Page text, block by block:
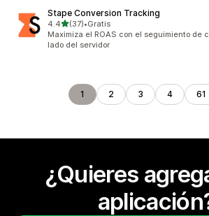
Stape Conversion Tracking
4.4de 5 estrellas
(37)
37 reseñas en total
•Gratis
Maximiza el ROAS con el seguimiento de
lado del servidor
1 2 3 4 61
¿Quieres